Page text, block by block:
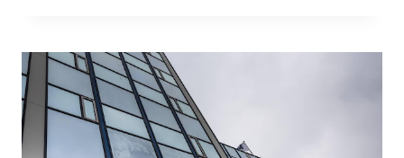
DAN
MANNEN
IN
NEDERLAND